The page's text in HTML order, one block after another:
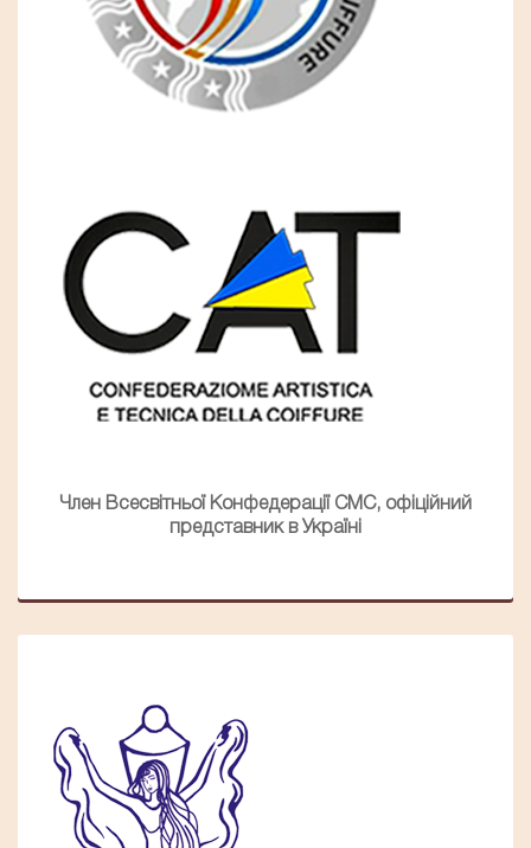
Член Всесвітньої Конфедерації СМС, офіційний
представник в Україні